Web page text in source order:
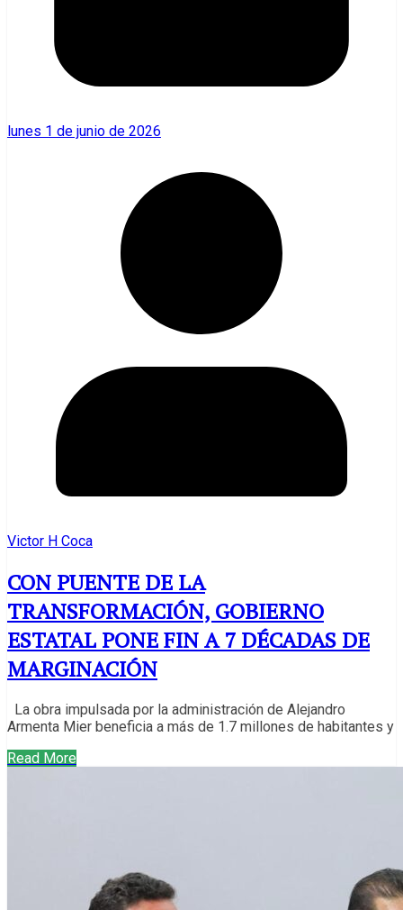
lunes 1 de junio de 2026
Victor H Coca
CON PUENTE DE LA
TRANSFORMACIÓN, GOBIERNO
ESTATAL PONE FIN A 7 DÉCADAS DE
MARGINACIÓN
La obra impulsada por la administración de Alejandro
Armenta Mier beneficia a más de 1.7 millones de habitantes y
Read More